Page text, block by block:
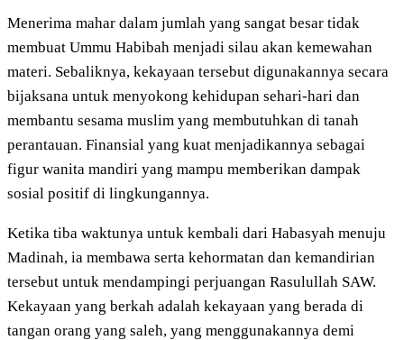
Menerima mahar dalam jumlah yang sangat besar tidak
membuat Ummu Habibah menjadi silau akan kemewahan
materi. Sebaliknya, kekayaan tersebut digunakannya secara
bijaksana untuk menyokong kehidupan sehari-hari dan
membantu sesama muslim yang membutuhkan di tanah
perantauan. Finansial yang kuat menjadikannya sebagai
figur wanita mandiri yang mampu memberikan dampak
sosial positif di lingkungannya.
Ketika tiba waktunya untuk kembali dari Habasyah menuju
Madinah, ia membawa serta kehormatan dan kemandirian
tersebut untuk mendampingi perjuangan Rasulullah SAW.
Kekayaan yang berkah adalah kekayaan yang berada di
tangan orang yang saleh, yang menggunakannya demi